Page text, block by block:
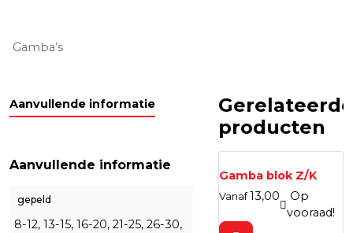
Gamba’s
Aanvullende informatie
Aanvullende informatie
gepeld
8-12, 13-15, 16-20, 21-25, 26-30,
producten
Gamba blok Z/K
Vanaf13,00
Op
vooraad!